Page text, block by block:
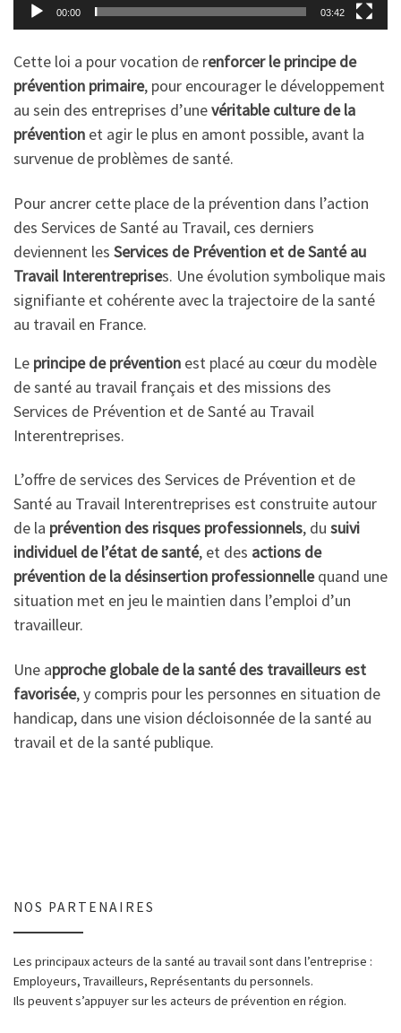
00:00 03:42
Cette loi a pour vocation de renforcer le principe de
prévention primaire, pour encourager le développement
au sein des entreprises d’unevéritable culture de la
prévention et agir le plus en amont possible, avant la
survenue de problèmes de santé.
Pour ancrer cette place de la prévention dans l’action
des Services de Santé au Travail, ces derniers
deviennent les Services de Prévention et de Santé au
Travail Interentreprises. Une évolution symbolique mais
signifiante et cohérente avec la trajectoire de la santé
au travail en France.
Le principe de prévention est placé au cœur du modèle
de santé au travail français et des missions des
Services de Prévention et de Santé au Travail
Interentreprises.
L’offre de services des Services de Prévention et de
Santé au Travail Interentreprises est construite autour
de la prévention des risques professionnels, du suivi
individuel de l’état de santé, et des actions de
prévention de la désinsertion professionnellequand une
situation met en jeu le maintien dans l’emploi d’un
travailleur.
Une approche globale de la santé des travailleurs est
favorisée, y compris pour les personnes en situation de
handicap, dans une vision décloisonnée de la santé au
travail et de la santé publique.
NOS PARTENAIRES
Les principaux acteurs de la santé au travail sont dans l’entreprise :
Employeurs, Travailleurs, Représentants du personnels.
Ils peuvent s’appuyer sur les acteurs de prévention en région.